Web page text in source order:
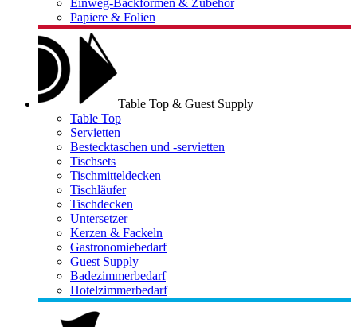
Einweg-Backformen & Zubehör
Papiere & Folien
Table Top & Guest Supply
Table Top
Servietten
Bestecktaschen und -servietten
Tischsets
Tischmitteldecken
Tischläufer
Tischdecken
Untersetzer
Kerzen & Fackeln
Gastronomiebedarf
Guest Supply
Badezimmerbedarf
Hotelzimmerbedarf